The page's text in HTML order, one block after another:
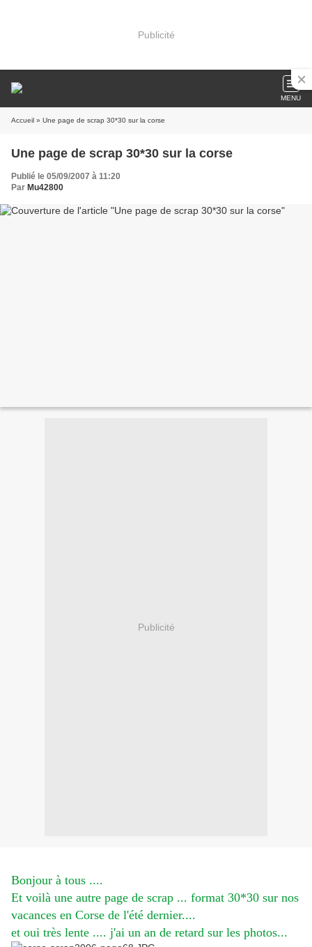
Publicité
MENU
Accueil » Une page de scrap 30*30 sur la corse
Une page de scrap 30*30 sur la corse
Publié le 05/09/2007 à 11:20
Par Mu42800
Publicité
Bonjour à tous ....
Et voilà une autre page de scrap ... format 30*30 sur nos
vacances en Corse de l'été dernier....
et oui très lente .... j'ai un an de retard sur les photos...